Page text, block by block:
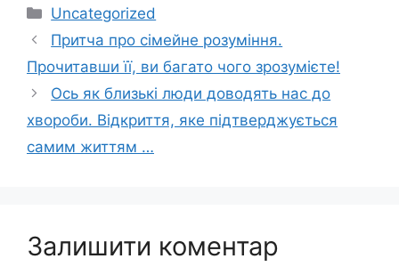
Категорії
Uncategorized
Притча про сімейне розуміння.
Прочитавши її, ви багато чого зрозумієте!
Ось як близькі люди доводять нас до
хвороби. Відкриття, яке підтверджується
самим життям …
Залишити коментар